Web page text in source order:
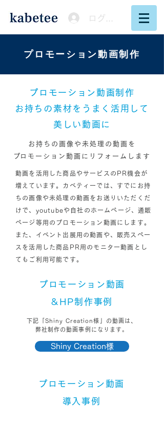
ログイン
プロモーション動画制作
プロモーション動画制作
お持ちの素材をうまく活用して
​美しい動画に
お持ちの画像や未処理の動画を
​プロモーション動画にリフォームします
動画を活用した商品やサービスのPR機会が
増えています。
カベティーでは、すでにお持
ちの画像や未処理の動画をお送りいただくだ
けで、youtubeや自社のホームページ、通販
ページ等用のプロモーション動画にします。
また、イベント出展用の動画や、販売スペー
スを活用した商品PR用のモニター動画とし
てもご利用可能です。
プロモーション動画
&HP制作事例​
下記「Shiny Creation様」の動画は、
弊社制作の動画事例になります。
Shiny Creation様
プロモーション動画
導入事例​